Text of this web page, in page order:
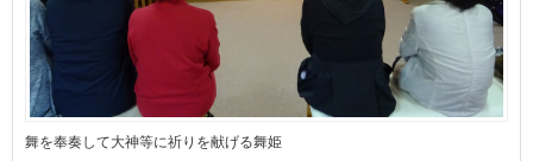
舞を奉奏して大神等に祈りを献󠄀げる舞姫